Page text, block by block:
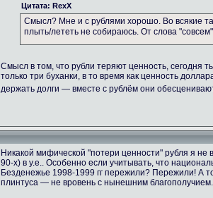
Цитата: RexX
Смысл? Мне и с рублями хорошо. Во всякие
плыть/лететь не собираюсь. От слова
Смысл в том, что рубли теряют ценность, сегодня
только три буханки, в то время как ценность
держать долги — вместе с рублём они
Никакой мифической "потери ценности" рубля я
90-х) в у.е.. Особенно если учитывать, что
Безденежье 1998-1999 гг пережили? Пережили! А
плинтуса — не вровень с нынешним